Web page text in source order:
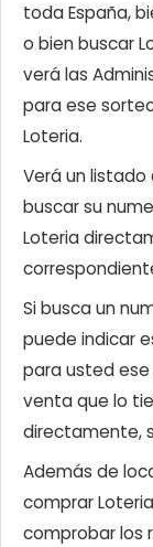
toda España,
o bien buscar
verá las
para ese
Loteria.
Verá un
buscar su
Loteria
Si busca un
puede indicar
para usted
venta que lo
directamente,
Además de
comprar
comprobar los